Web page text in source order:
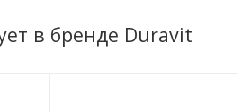
в бренде Duravit